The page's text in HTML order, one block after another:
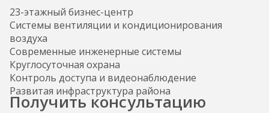
23-этажный бизнес-центр
Системы вентиляции и кондиционирования
воздуха
Современные инженерные системы
Круглосуточная охрана
Контроль доступа и видеонаблюдение
Развитая инфраструктура района
Получить консультацию